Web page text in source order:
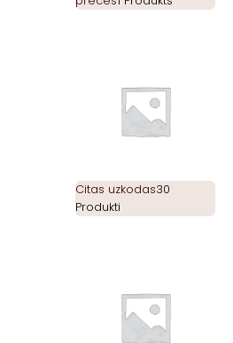
Citas uzkodas30
Produkti